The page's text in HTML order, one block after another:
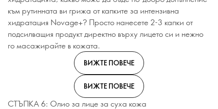
към рутинната ви грижа от капките за интензивна
хидратация Novage+? Просто нанесете 2-3 капки от
подсилващия продукт директно върху лицето си и нежно
го масажирайте в кожата.
ВИЖТЕ ПОВЕЧЕ
ВИЖТЕ ПОВЕЧЕ
СТЪПКА 6: Олио за лице за суха кожа